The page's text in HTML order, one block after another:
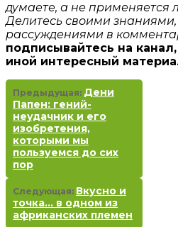
думаете, а не применяется
Делитесь своими
рассуждениями в
подписывайтесь на
иной интересный
Предыдущая: Дени
Папен: гений-
неудачник и его
изобретения,
которыми мы
пользуемся до сих
пор
Следующая: Вкусно и
точка… в одном из
африканских племен